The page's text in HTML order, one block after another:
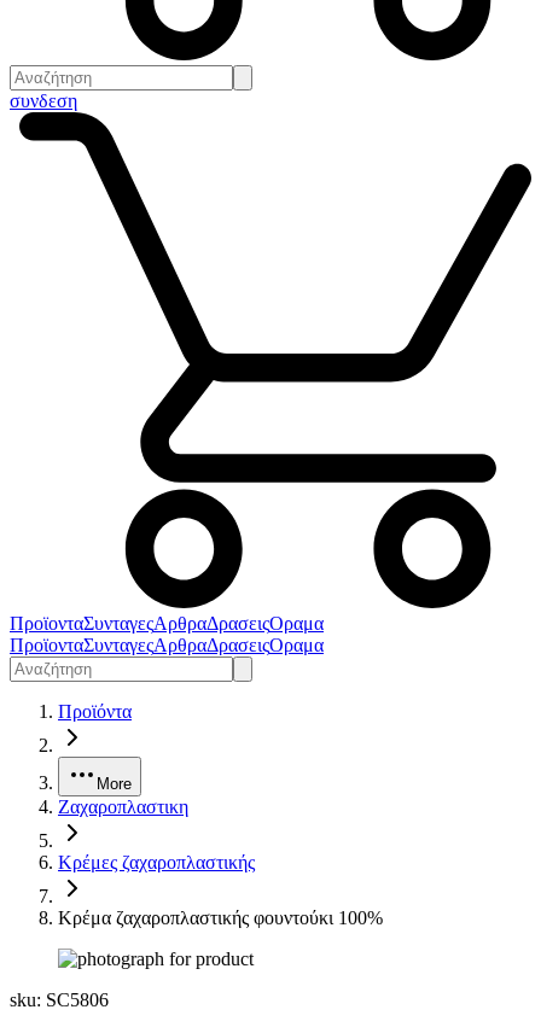
συνδεση
ΠροϊονταΣυνταγεςΑρθραΔρασειςΟραμα
ΠροϊονταΣυνταγεςΑρθραΔρασειςΟραμα
Προϊόντα
More
Ζαχαροπλαστικη
Κρέμες ζαχαροπλαστικής
Κρέμα ζαχαροπλαστικής φουντούκι 100%
sku: SC5806